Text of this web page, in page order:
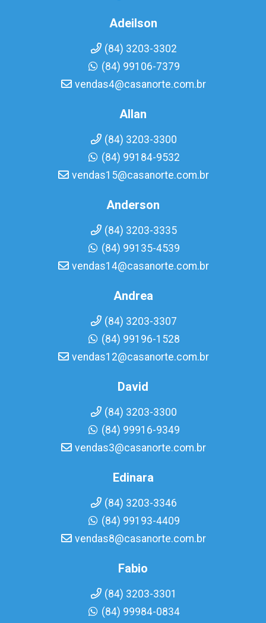
Adeilson
(84) 3203-3302
(84) 99106-7379
vendas4@casanorte.com.br
Allan
(84) 3203-3300
(84) 99184-9532
vendas15@casanorte.com.br
Anderson
(84) 3203-3335
(84) 99135-4539
vendas14@casanorte.com.br
Andrea
(84) 3203-3307
(84) 99196-1528
vendas12@casanorte.com.br
David
(84) 3203-3300
(84) 99916-9349
vendas3@casanorte.com.br
Edinara
(84) 3203-3346
(84) 99193-4409
vendas8@casanorte.com.br
Fabio
(84) 3203-3301
(84) 99984-0834